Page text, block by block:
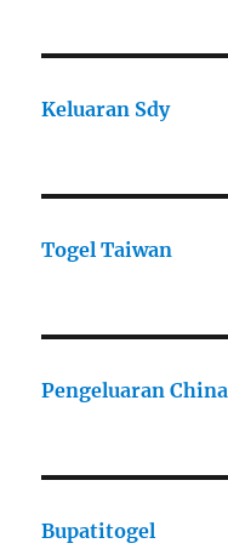
Keluaran Sdy
Togel Taiwan
Pengeluaran China
Bupatitogel